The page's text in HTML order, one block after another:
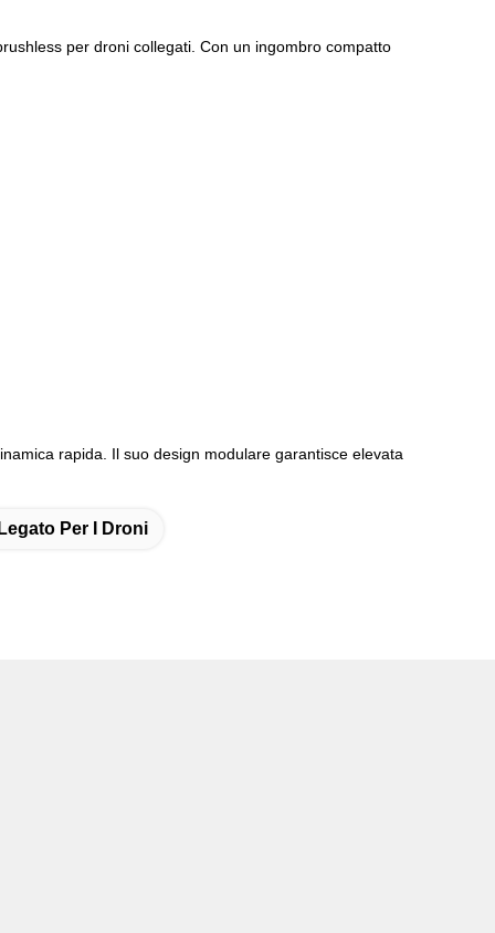
per droni collegati. Con un ingombro compatto
rapida. Il suo design modulare garantisce elevata
Per I Droni